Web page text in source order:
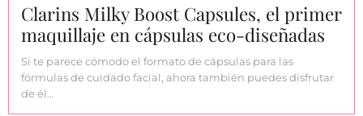
Clarins Milky Boost Capsules, el primer
maquillaje en cápsulas eco-diseñadas
Si te parece cómodo el formato de cápsulas para las
fórmulas de cuidado facial, ahora también puedes disfrutar
de él…